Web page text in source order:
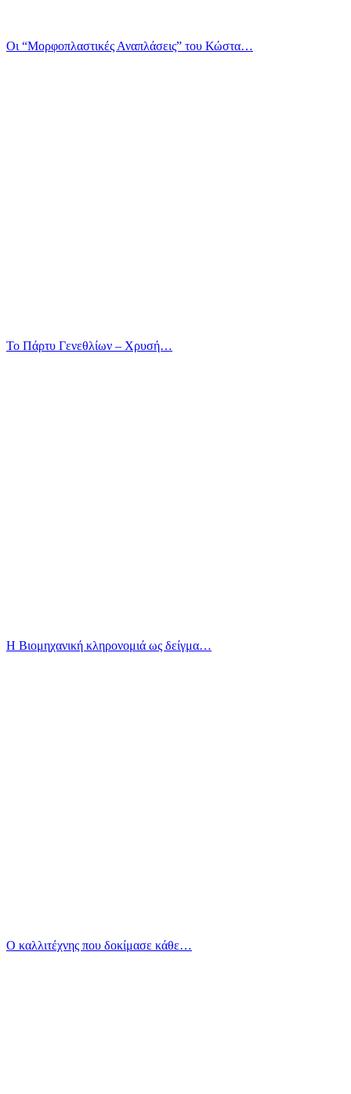
Οι “Μορφοπλαστικές Αναπλάσεις” του Κώστα…
Το Πάρτυ Γενεθλίων – Χρυσή…
Η Βιομηχανική κληρονομιά ως δείγμα…
Ο καλλιτέχνης που δοκίμασε κάθε…